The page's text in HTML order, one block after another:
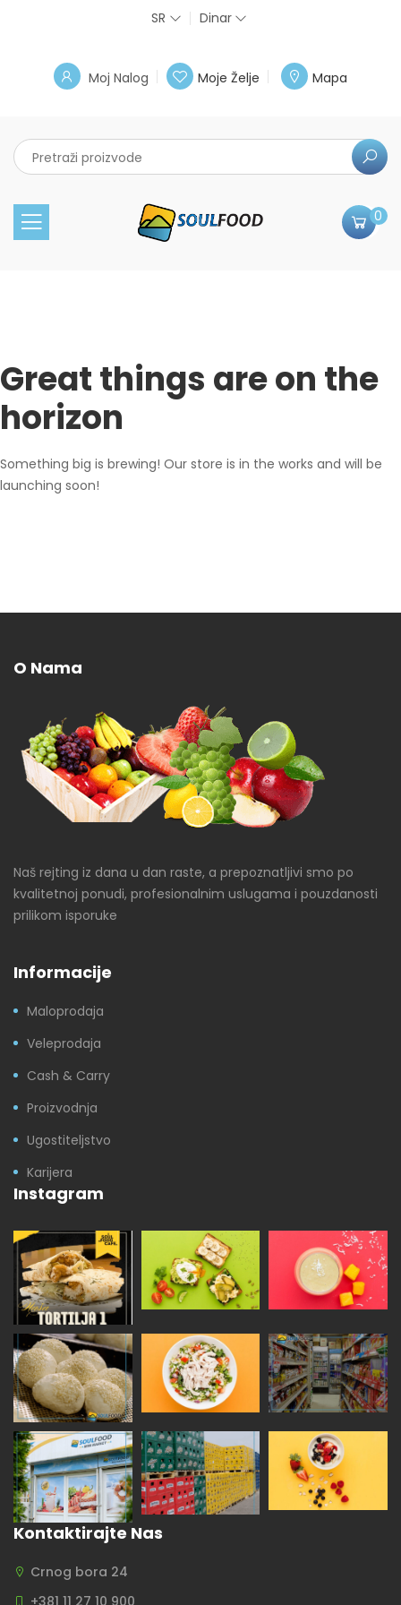
SR Dinar
Moj Nalog Moje Želje Mapa
0
Great things are on the
horizon
Something big is brewing! Our store is in the works and will be
launching soon!
O Nama
Naš rejting iz dana u dan raste, a prepoznatljivi smo po
kvalitetnoj ponudi, profesionalnim uslugama i pouzdanosti
prilikom isporuke
Informacije
Maloprodaja
Veleprodaja
Cash & Carry
Proizvodnja
Ugostiteljstvo
Karijera
Instagram
Kontaktirajte Nas
Crnog bora 24
+381 11 27 10 900